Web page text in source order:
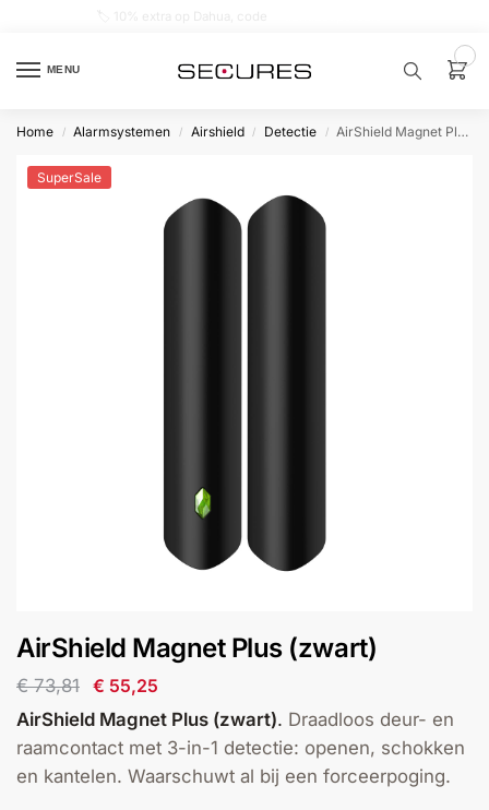
MENU
product…
Alarmsystemen
&
Intercom
Branddetectie
Home / Alarmsystemen / Airshield / Detectie / AirShield Magnet Plus (zwart)
SuperSale
AirShield Magnet Plus (zwart)
€73,81 € 55,25
AirShield Magnet Plus (zwart). Draadloos deur- en
raamcontact met 3-in-1 detectie: openen, schokken
en kantelen. Waarschuwt al bij een forceerpoging.